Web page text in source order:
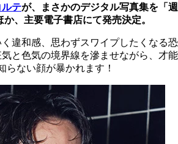
ルテが、まさかのデジタル写真集を「週
、主要電子書店にて発売決定。
違和感、思わずスワイプしたくなる恐
と色気の境界線を滲ませながら、才能
らない顔が暴かれます！